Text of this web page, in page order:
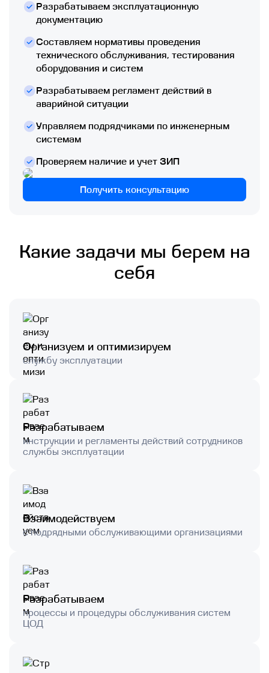
Разрабатываем эксплуатационную
документацию
Составляем нормативы проведения
технического обслуживания, тестирования
оборудования и систем
Разрабатываем регламент действий в
аварийной ситуации
Управляем подрядчиками по инженерным
системам
Проверяем наличие и учет ЗИП
Получить консультацию
Какие задачи мы берем на
себя
Организуем и оптимизируем
службу эксплуатации
Разрабатываем
инструкции и регламенты действий сотрудников
службы эксплуатации
Взаимодействуем
с подрядными обслуживающими организациями
Разрабатываем
процессы и процедуры обслуживания систем
ЦОД